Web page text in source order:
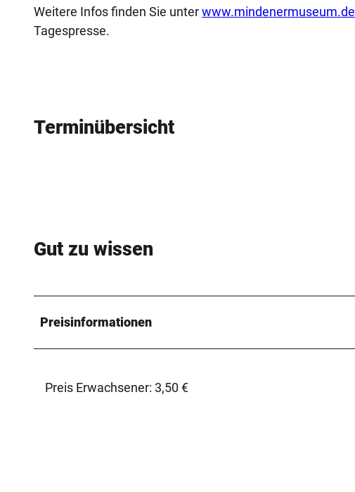
Weitere Infos finden Sie unterwww.mindenermuseum.de
Tagespresse.
Terminübersicht
Gut zu wissen
Preisinformationen
Preis Erwachsener: 3,50 €